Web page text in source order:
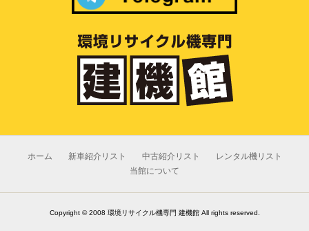
ホーム 新車紹介リスト 中古紹介リスト
レンタル機リスト
当館について
Copyright ©2008 環境リサイクル機専門 建機館All rights reserved.